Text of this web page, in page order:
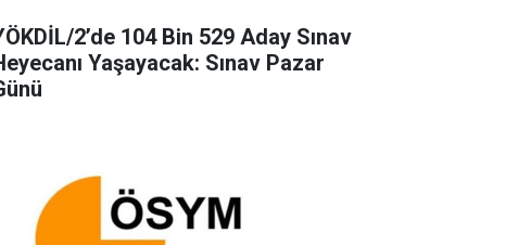
2’de 104 Bin 529 Aday Sınav
Yaşayacak: Sınav Pazar